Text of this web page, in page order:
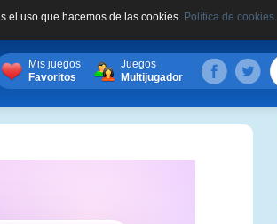
el uso que hacemos de las cookies. Política de cookies.
Mis juegos
Favoritos
Juegos
Multijugador